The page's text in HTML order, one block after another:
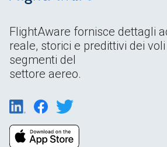
FlightAware fornisce dettagli
reale, storici e predittivi dei
segmenti del
settore aereo.